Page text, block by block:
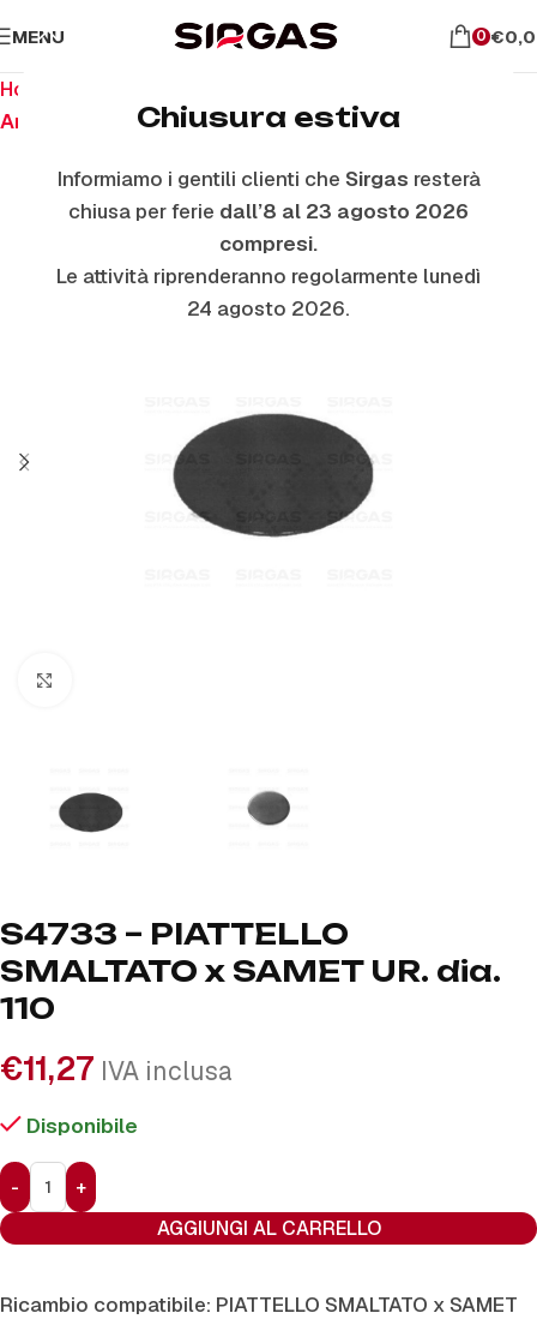
Chiusura estiva
Informiamo i gentili clienti che Sirgas resterà
chiusa per ferie dall’8 al 23 agosto 2026
compresi.
Le attività riprenderanno regolarmente lunedì
24 agosto 2026.
MENU 0 €
Home
Anelli E Piattelli Smaltati
S4733 – PIATTELLO
SMALTATO x SAMET UR. dia.
110
€11,27 IVA inclusa
Disponibile
AGGIUNGI AL CARRELLO
Ricambio compatibile: PIATTELLO SMALTATO x SAMET